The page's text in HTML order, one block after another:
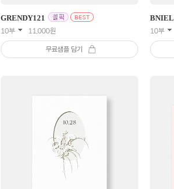
GRENDY121
10부 11,000원
무료샘플 담기
BNIEL
10부